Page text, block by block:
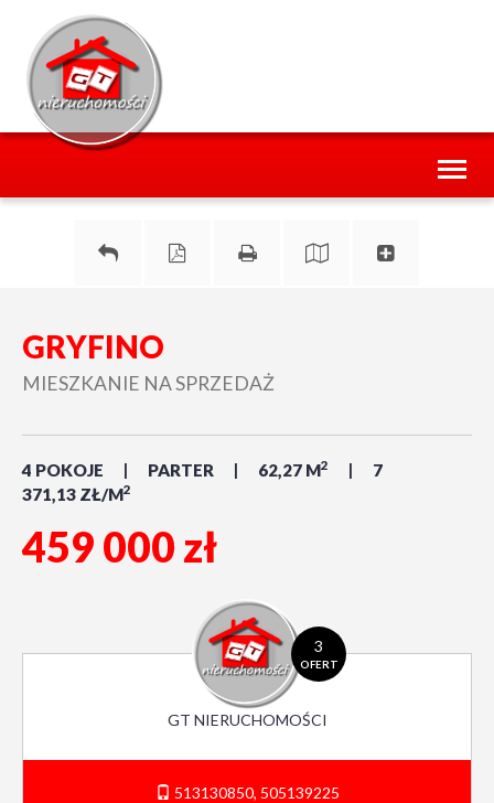
GRYFINO
MIESZKANIE NA SPRZEDAŻ
4 POKOJE PARTER 62,27 M2
7
371,13 ZŁ/M2
459 000 zł
3
OFERT
GT NIERUCHOMOŚCI
513130850, 505139225